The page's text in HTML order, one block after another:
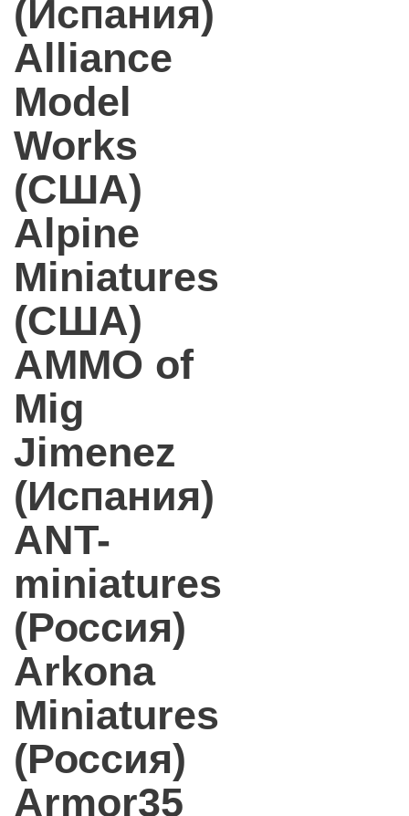
(Испания)
Alliance
Model
Works
(США)
Alpine
Miniatures
(США)
AMMO of
Mig
Jimenez
(Испания)
ANT-
miniatures
(Россия)
Arkona
Miniatures
(Россия)
Armor35